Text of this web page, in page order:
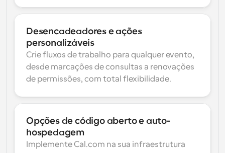
Desencadeadores e ações
personalizáveis
Crie fluxos de trabalho para qualquer evento,
desde marcações de consultas a renovações
de permissões, com total flexibilidade.
Opções de código aberto e auto-
hospedagem
Implemente Cal.com na sua infraestrutura